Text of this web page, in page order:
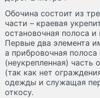
Обочина состоит из
части – краевая
остановочная полоса
Первые два элемента
а прибровочная полоса
(неукрепленная)
(так как нет
одежды и служащая
откосу.